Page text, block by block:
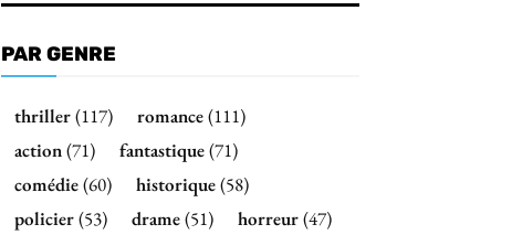
PAR GENRE
thriller(117) romance(111)
action(71) fantastique(71)
comédie(60) historique(58)
policier(53) drame(51) horreur(47)